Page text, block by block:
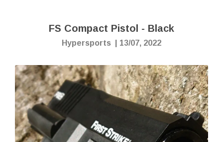
FS Compact Pistol - Black
Hypersports 13/07, 2022